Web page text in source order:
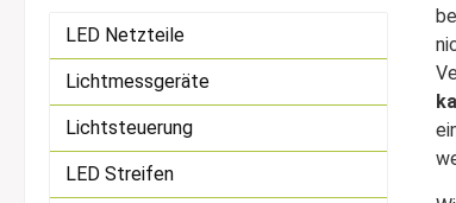
LED Netzteile
Lichtmessgeräte
Lichtsteuerung
LED Streifen